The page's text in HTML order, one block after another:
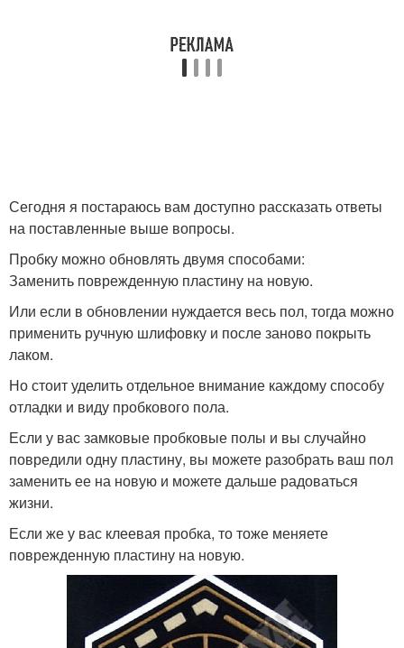
Сегодня я постараюсь вам доступно рассказать ответы
на поставленные выше вопросы.
Пробку можно обновлять двумя способами:
Заменить поврежденную пластину на новую.
Или если в обновлении нуждается весь пол, тогда можно
применить ручную шлифовку и после заново покрыть
лаком.
Но стоит уделить отдельное внимание каждому способу
отладки и виду пробкового пола.
Если у вас замковые пробковые полы и вы случайно
повредили одну пластину, вы можете разобрать ваш пол
заменить ее на новую и можете дальше радоваться
жизни.
Если же у вас клеевая пробка, то тоже меняете
поврежденную пластину на новую.